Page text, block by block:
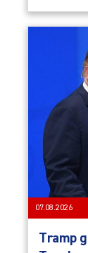
07.08.2026
Tramp